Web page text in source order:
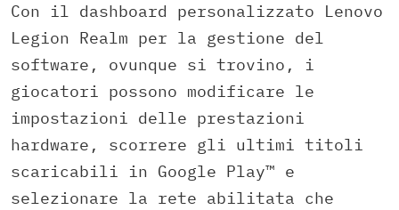
Con il dashboard personalizzato Lenovo
Legion Realm per la gestione del
software, ovunque si trovino, i
giocatori possono modificare le
impostazioni delle prestazioni
hardware, scorrere gli ultimi titoli
scaricabili in Google Play™ e
selezionare la rete abilitata che